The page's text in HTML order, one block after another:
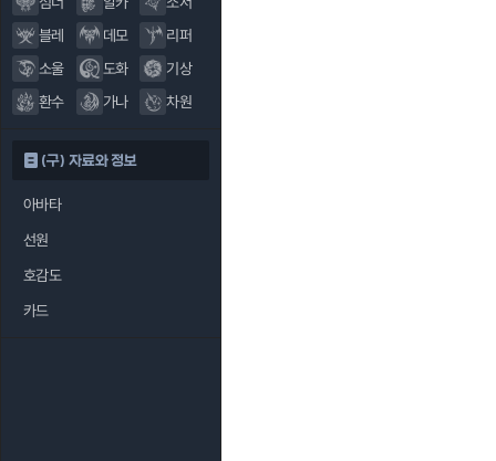
블레
데모
리퍼
소울
도화
기상
환수
가나 차원
(구) 자료와 정보
아바타
선원
호감도
카드